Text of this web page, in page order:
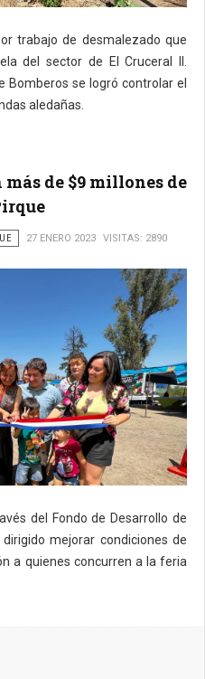
trabajo de desmalezado que
del sector de El Cruceral II.
Bomberos se logró controlar el
aledañas.
de $9 millones de
27 ENERO 2023 VISITAS: 2890
del Fondo de Desarrollo de
mejorar condiciones de
a quienes concurren a la feria